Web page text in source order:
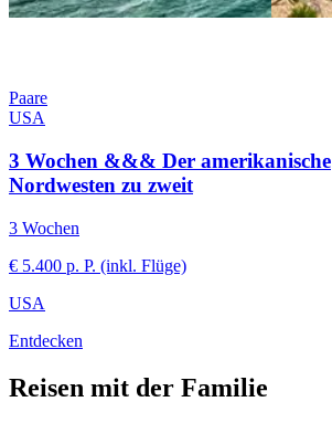
Paare
USA
3 Wochen &&& Der amerikanische
Nordwesten zu zweit
3 Wochen
€ 5.400 p. P. (inkl. Flüge)
USA
Entdecken
Reisen mit der Familie